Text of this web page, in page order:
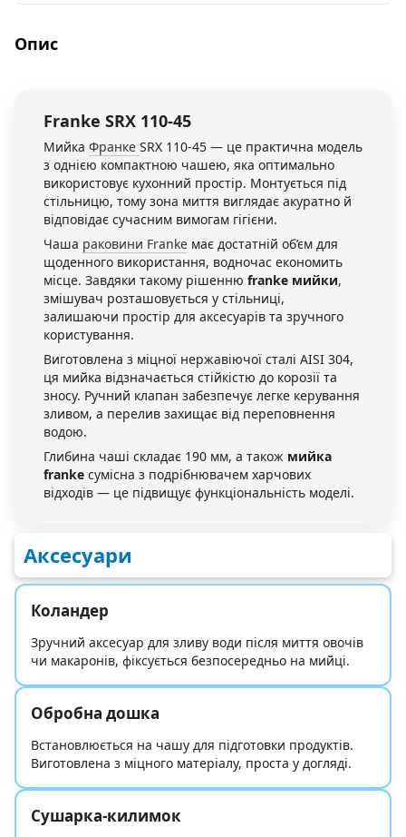
Опис
Franke SRX 110-45
Мийка Франке SRX 110-45 — це практична модель
з однією компактною чашею, яка оптимально
використовує кухонний простір. Монтується під
стільницю, тому зона миття виглядає акуратно й
відповідає сучасним вимогам гігієни.
Чаша раковини Franke має достатній об’єм для
щоденного використання, водночас економить
місце. Завдяки такому рішенню franke мийки,
змішувач розташовується у стільниці,
залишаючи простір для аксесуарів та зручного
користування.
Виготовлена з міцної нержавіючої сталі AISI 304,
ця мийка відзначається стійкістю до корозії та
зносу. Ручний клапан забезпечує легке керування
зливом, а перелив захищає від переповнення
водою.
Глибина чаші складає 190 мм, а також мийка
franke сумісна з подрібнювачем харчових
відходів — це підвищує функціональність моделі.
Аксесуари
Коландер
Зручний аксесуар для зливу води після миття овочів
чи макаронів, фіксується безпосередньо на мийці.
Обробна дошка
Встановлюється на чашу для підготовки продуктів.
Виготовлена з міцного матеріалу, проста у догляді.
Сушарка-килимок